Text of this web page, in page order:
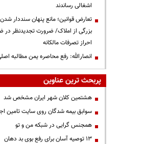
اشغالی رساندند
تعارض قوانین؛ مانع پنهان سنددار
بزرگی از املاک/ ضرورت تجدیدنظر در
احراز تصرفات مالکانه
انصارالله: رفع محاصره یمن مطالبه
پربحث ترین عناوین
هشتمین کلان شهر ایران مشخص شد
سوابق بیمه شدگان روی سایت تامین
همجنس گرایی در شبکه من و تو
13 توصیه آسان برای رفع بوی بد دهان